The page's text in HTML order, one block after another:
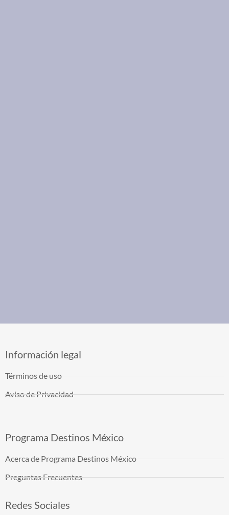
Información legal
Términos de uso
Aviso de Privacidad
Programa Destinos México
Acerca de Programa Destinos México
Preguntas Frecuentes
Redes Sociales